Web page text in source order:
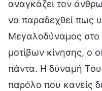
αναγκάζει τον
να παραδεχθεί πως
Μεγαλοδύναμος
μοτίβων κίνησης, ο
πάντα. Η δύναμή Του
παρόλο που κανείς